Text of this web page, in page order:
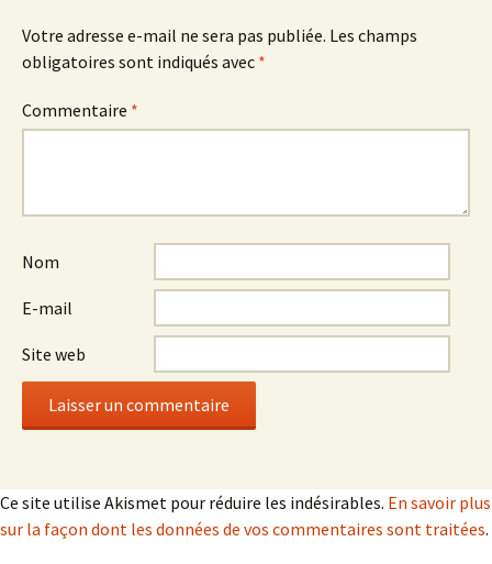
Votre adresse e-mail ne sera pas publiée. Les champs
obligatoires sont indiqués avec *
Commentaire *
Nom
E-mail
Site web
Ce site utilise Akismet pour réduire les indésirables. En savoir plus
sur la façon dont les données de vos commentaires sont traitées.